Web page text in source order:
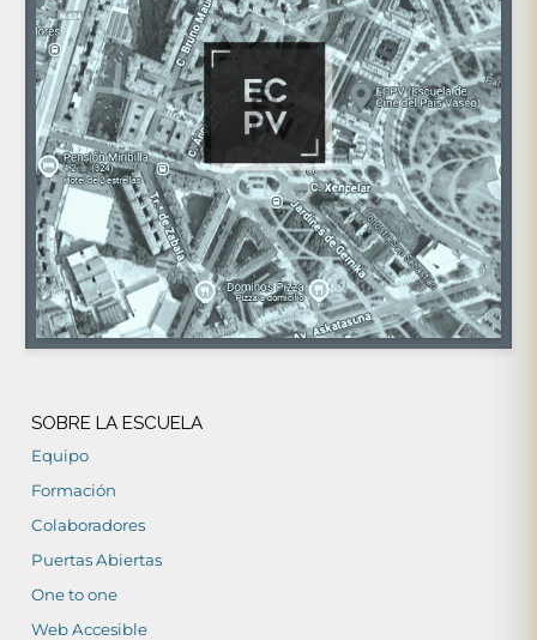
SOBRE LA ESCUELA
Equipo
Formación
Colaboradores
Puertas Abiertas
One to one
Web Accesible